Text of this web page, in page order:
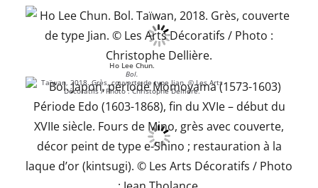
Ho Lee Chun.
Bol.
Taïwan, 2018. Grès, couverte de type Jian. © Les Arts
Décoratifs / Photo : Christophe Dellière.